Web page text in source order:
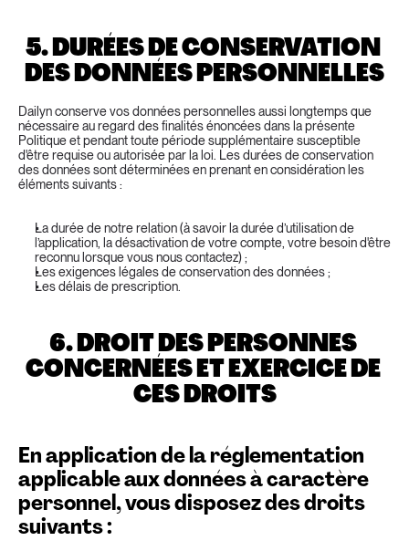
5. DURÉES DE CONSERVATION
DES DONNÉES PERSONNELLES
Dailyn conserve vos données personnelles aussi longtemps que
nécessaire au regard des finalités énoncées dans la présente
Politique et pendant toute période supplémentaire susceptible
d'être requise ou autorisée par la loi. Les durées de conservation
des données sont déterminées en prenant en considération les
éléments suivants :
La durée de notre relation (à savoir la durée d’utilisation de
l’application, la désactivation de votre compte, votre besoin d'être
reconnu lorsque vous nous contactez) ;
Les exigences légales de conservation des données ;
Les délais de prescription.
6. DROIT DES PERSONNES
CONCERNÉES ET EXERCICE DE
CES DROITS
En application de la réglementation
applicable aux données à caractère
personnel, vous disposez des droits
suivants :